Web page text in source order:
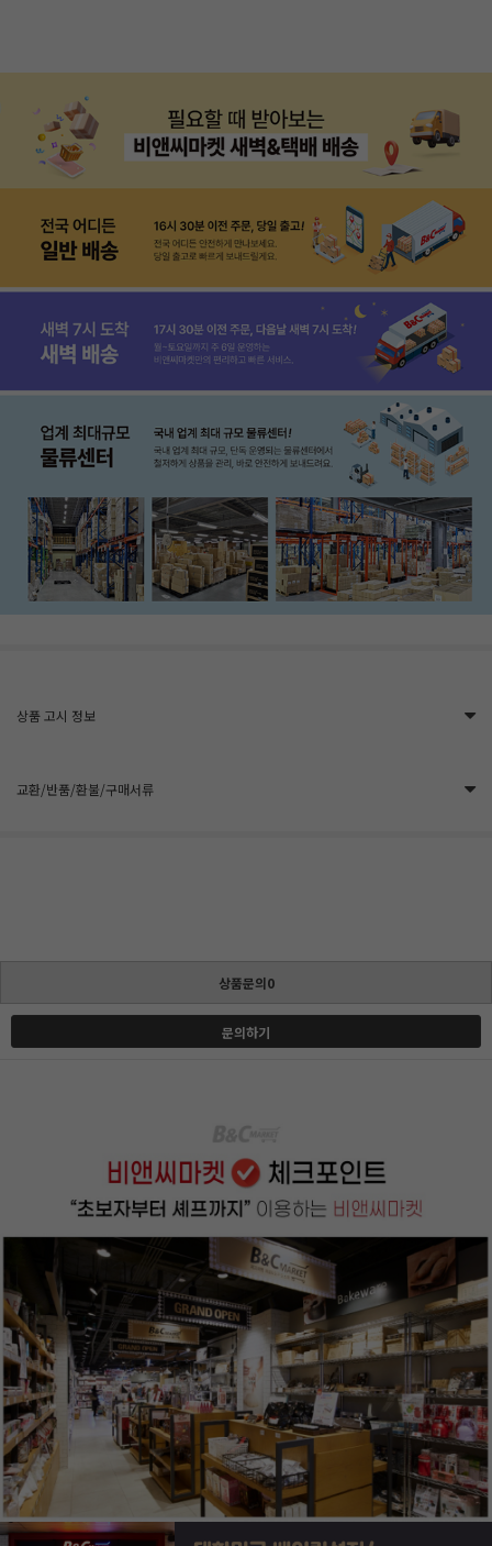
상품 고시 정보
교환/반품/환불/구매서류
상품문의0
문의하기